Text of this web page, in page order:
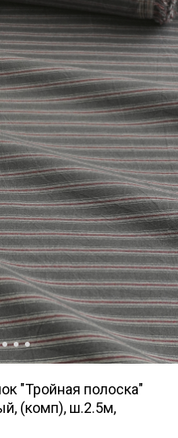
"Тройная полоска"
(комп), ш.2.5м,